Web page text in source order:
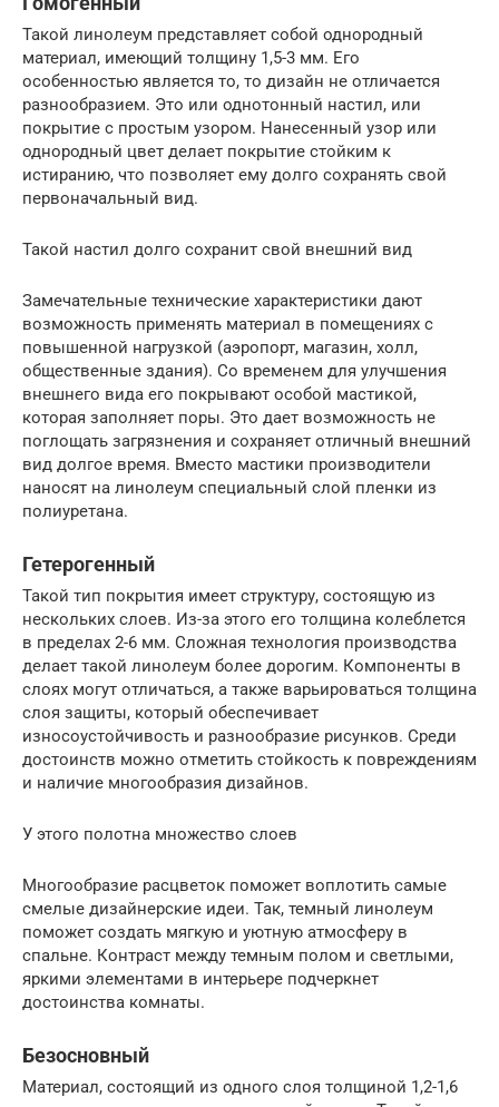
Такой линолеум представляет собой однородный
материал, имеющий толщину 1,5-3 мм. Его
особенностью является то, то дизайн не отличается
разнообразием. Это или однотонный настил, или
покрытие с простым узором. Нанесенный узор или
однородный цвет делает покрытие стойким к
истиранию, что позволяет ему долго сохранять свой
первоначальный вид.
Такой настил долго сохранит свой внешний вид
Замечательные технические характеристики дают
возможность применять материал в помещениях с
повышенной нагрузкой (аэропорт, магазин, холл,
общественные здания). Со временем для улучшения
внешнего вида его покрывают особой мастикой,
которая заполняет поры. Это дает возможность не
поглощать загрязнения и сохраняет отличный внешний
вид долгое время. Вместо мастики производители
наносят на линолеум специальный слой пленки из
полиуретана.
Гетерогенный
Такой тип покрытия имеет структуру, состоящую из
нескольких слоев. Из-за этого его толщина колеблется
в пределах 2-6 мм. Сложная технология производства
делает такой линолеум более дорогим. Компоненты в
слоях могут отличаться, а также варьироваться толщина
слоя защиты, который обеспечивает
износоустойчивость и разнообразие рисунков. Среди
достоинств можно отметить стойкость к повреждениям
и наличие многообразия дизайнов.
У этого полотна множество слоев
Многообразие расцветок поможет воплотить самые
смелые дизайнерские идеи. Так, темный линолеум
поможет создать мягкую и уютную атмосферу в
спальне. Контраст между темным полом и светлыми,
яркими элементами в интерьере подчеркнет
достоинства комнаты.
Безосновный
Материал, состоящий из одного слоя толщиной 1,2-1,6